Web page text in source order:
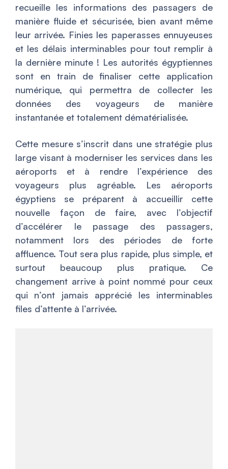
recueille les informations des passagers de
manière fluide et sécurisée, bien avant même
leur arrivée. Finies les paperasses ennuyeuses
et les délais interminables pour tout remplir à
la dernière minute ! Les autorités égyptiennes
sont en train de finaliser cette application
numérique, qui permettra de collecter les
données des voyageurs de manière
instantanée et totalement dématérialisée.
Cette mesure s’inscrit dans une stratégie plus
large visant à moderniser les services dans les
aéroports et à rendre l’expérience des
voyageurs plus agréable. Les aéroports
égyptiens se préparent à accueillir cette
nouvelle façon de faire, avec l’objectif
d’accélérer le passage des passagers,
notamment lors des périodes de forte
affluence. Tout sera plus rapide, plus simple, et
surtout beaucoup plus pratique. Ce
changement arrive à point nommé pour ceux
qui n’ont jamais apprécié les interminables
files d’attente à l’arrivée.